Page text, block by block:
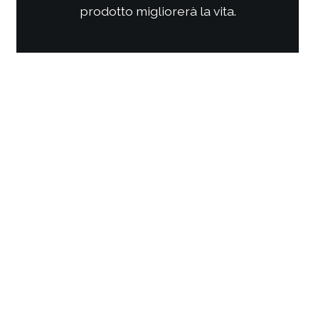
Come interagire con clienti/utenti
Come comporre la strategia di